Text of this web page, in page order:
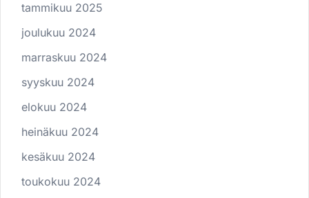
tammikuu 2025
joulukuu 2024
marraskuu 2024
syyskuu 2024
elokuu 2024
heinäkuu 2024
kesäkuu 2024
toukokuu 2024